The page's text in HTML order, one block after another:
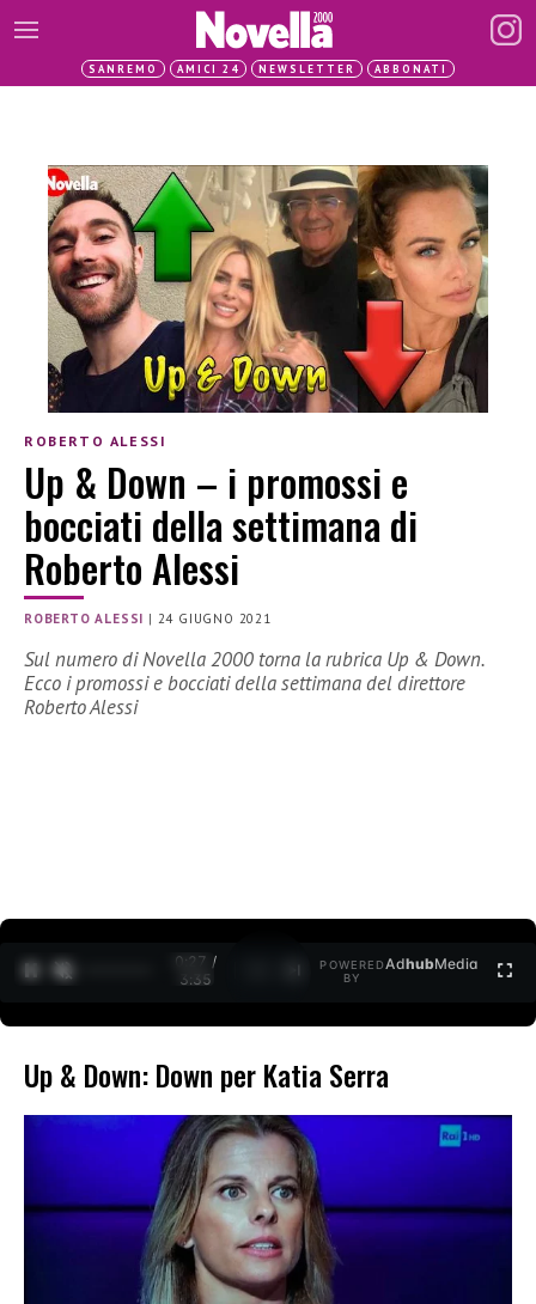
SANREMO AMICI 24 NEWSLETTER ABBONATI
ROBERTO ALESSI
Up & Down – i promossi e
bocciati della settimana di
Roberto Alessi
ROBERTO ALESSI | 24 GIUGNO 2021
Sul numero di Novella 2000 torna la rubrica Up & Down.
Ecco i promossi e bocciati della settimana del direttore
Roberto Alessi
0:27 /
3:35
POWERED
BY
AdhubMedia
Up & Down: Down per Katia Serra